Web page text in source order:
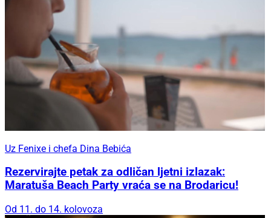
Uz Fenixe i chefa Dina Bebića
Rezervirajte petak za odličan ljetni izlazak:
Maratuša Beach Party vraća se na Brodaricu!
Od 11. do 14. kolovoza